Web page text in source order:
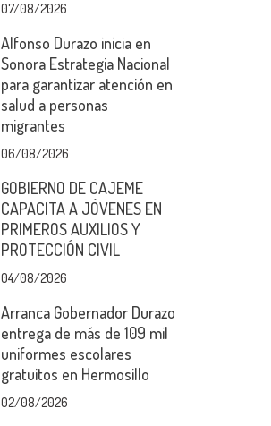
07/08/2026
Alfonso Durazo inicia en
Sonora Estrategia Nacional
para garantizar atención en
salud a personas
migrantes
06/08/2026
GOBIERNO DE CAJEME
CAPACITA A JÓVENES EN
PRIMEROS AUXILIOS Y
PROTECCIÓN CIVIL
04/08/2026
Arranca Gobernador Durazo
entrega de más de 109 mil
uniformes escolares
gratuitos en Hermosillo
02/08/2026